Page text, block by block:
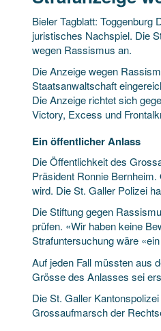
Bieler Tagblatt:
juristisches Nachspiel. Die
wegen Rassismus an.
Die Anzeige wegen
Staatsanwaltschaft
Die Anzeige richtet sich
Victory, Excess und
Ein öffentlicher Anlass
Die Öffentlichkeit des
Präsident Ronnie
wird. Die St. Galler Polizei
Die Stiftung gegen
prüfen. «Wir haben keine
Strafuntersuchung wäre
Auf jeden Fall müssten aus
Grösse des Anlasses sei
Die St. Galler
Grossaufmarsch der